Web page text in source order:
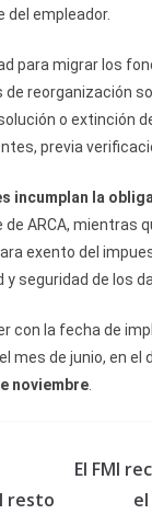
del empleador.
para migrar los
reorganización
o extinción
previa
incumplan la
ARCA, mientras
exento del
y seguridad de los
con la fecha de
mes de junio, en
noviembre.
resto
El FMI